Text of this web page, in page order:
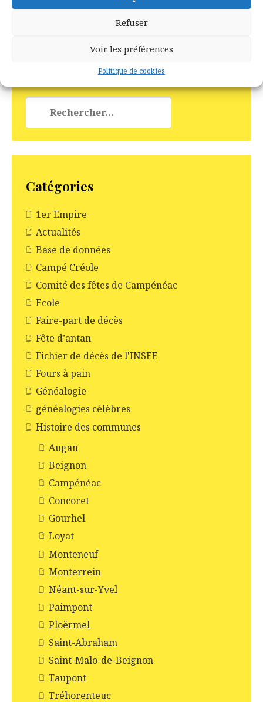
Refuser
Voir les préférences
Politique de cookies
Catégories
1er Empire
Actualités
Base de données
Campé Créole
Comité des fêtes de Campénéac
Ecole
Faire-part de décès
Fête d’antan
Fichier de décès de l'INSEE
Fours à pain
Généalogie
généalogies célèbres
Histoire des communes
Augan
Beignon
Campénéac
Concoret
Gourhel
Loyat
Monteneuf
Monterrein
Néant-sur-Yvel
Paimpont
Ploërmel
Saint-Abraham
Saint-Malo-de-Beignon
Taupont
Tréhorenteuc